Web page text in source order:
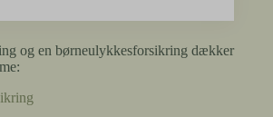
og en børneulykkesforsikring dækker